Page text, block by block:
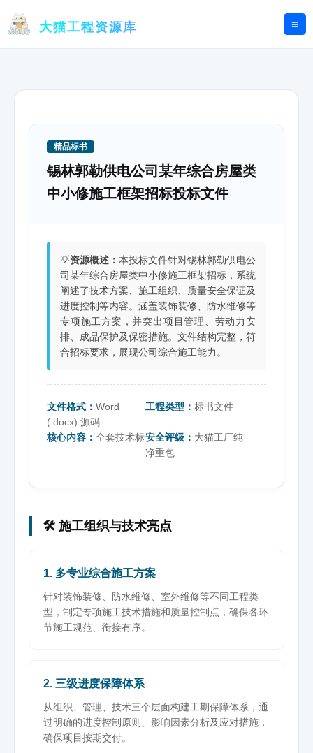
大猫工程资源库
精品标书
锡林郭勒供电公司某年综合房屋类
中小修施工框架招标投标文件
💡资源概述： 本投标文件针对锡林郭勒供电公
司某年综合房屋类中小修施工框架招标，系统
阐述了技术方案、施工组织、质量安全保证及
进度控制等内容。涵盖装饰装修、防水维修等
专项施工方案，并突出项目管理、劳动力安
排、成品保护及保密措施。文件结构完整，符
合招标要求，展现公司综合施工能力。
文件格式： Word
(.docx) 源码
工程类型：标书文件
核心内容： 全套技术标安全评级： 大猫工厂纯
净重包
🛠️ 施工组织与技术亮点
1. 多专业综合施工方案
针对装饰装修、防水维修、室外维修等不同工程类
型，制定专项施工技术措施和质量控制点，确保各环
节施工规范、衔接有序。
2. 三级进度保障体系
从组织、管理、技术三个层面构建工期保障体系，通
过明确的进度控制原则、影响因素分析及应对措施，
确保项目按期交付。